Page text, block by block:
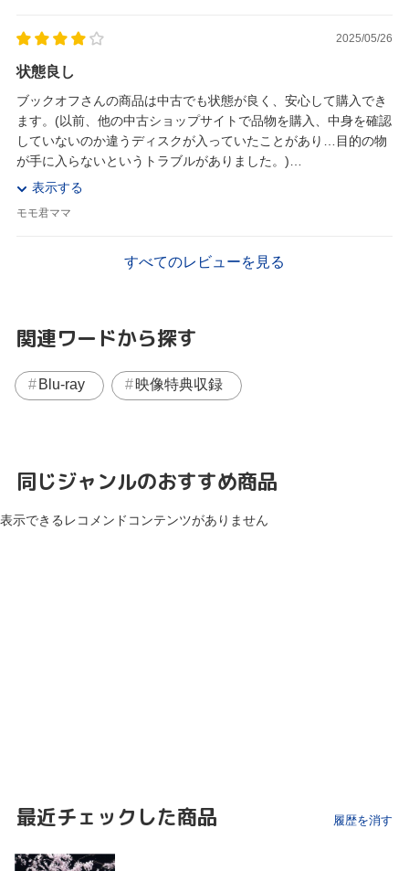
2025/05/26
状態良し
ブックオフさんの商品は中古でも状態が良く、安心して購入でき
ます。(以前、他の中古ショップサイトで品物を購入、中身を確認
していないのか違うディスクが入っていたことがあり…目的の物
が手に入らないというトラブルがありました。)
表示する
モモ君ママ
すべてのレビューを見る
関連ワードから探す
Blu-ray 映像特典収録
同じジャンルのおすすめ商品
表示できるレコメンドコンテンツがありません
最近チェックした商品 履歴を消す